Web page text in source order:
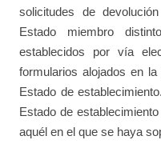
solicitudes de
Estado miembro
establecidos por vía
formularios alojados en
Estado de
Estado de
aquél en el que se haya